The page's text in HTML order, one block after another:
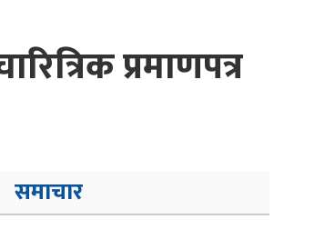
प्रमाणपत्र
समाचार